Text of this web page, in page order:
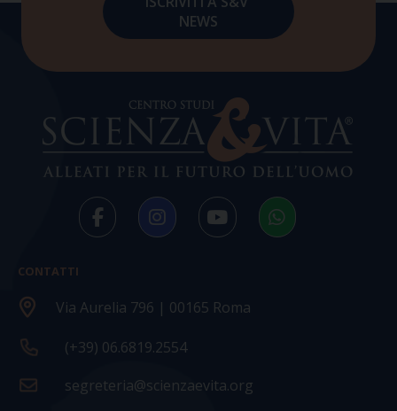
CONTATTI
Via Aurelia 796 | 00165 Roma
(+39) 06.6819.2554
segreteria@scienzaevita.org